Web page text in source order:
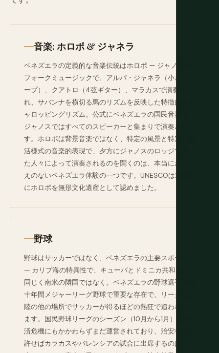
音楽: ホロポ & ジャネラ
ベネズエラの定義的な音楽伝統はホロポ — ジャノスの
フォークミュージックで、アルパ・ジャネラ（小さなハ
ープ）、クアトロ（4弦ギター）、マラカスで演奏さ
れ、サバンナを横切る馬のリズムを反映した特徴的なギ
ャロッピングリズム。公式にベネズエラの国民音楽で、
ジャノスではすべてのスピーカーと集まりで演奏されま
す。ホロポは背景音楽ではなく、特定の風景と特定の生
活様式の音楽的表現で、夕方にジャノスのロッジで育っ
た人々によって演奏されるのを聞くのは、本当にかけが
えのないベネズエラ体験の一つです。UNESCOは2011年
にホロポを無形文化遺産として認めました。
野球
野球はサッカーではなく、ベネズエラの主要スポーツ
— カリブ海の特異性で、キューバとドミニカ共和国と
同じく南米の隣国ではなく。ベネズエラの野球選手は数
十年間メジャーリーグ野球で重要な存在で、リーグは大
陸の他の場所でサッカーが得るほどの熱狂で追われてい
ます。国民野球リーグのシーズン（10月から1月）は経
済危機にもかかわらずまだ運営されており、治安状況が
許せばカラカスやバレンシアの試合に出席するのは、観